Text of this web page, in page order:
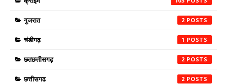
गुजरात 2
चंडीगढ़ 1
छतछत्तीसगढ़ 2
छत्तीसगढ 2